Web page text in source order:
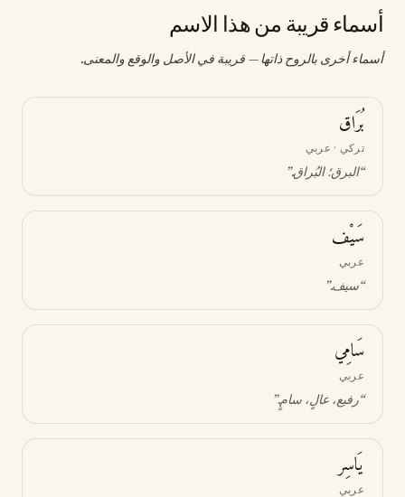
أسماء قريبة من هذا الاسم
أسماء أخرى بالروح ذاتها — قريبة في الأصل والوقع والمعنى.
بُرَاق
تركي · عربي
“البرق؛ البُراق.”
سَيْف
عربي
“سيف.”
سَامِي
عربي
“رفيع، عالٍ، سامٍ.”
يَاسِر
عربي